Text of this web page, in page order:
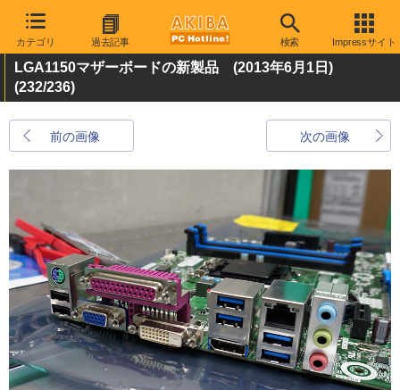
カテゴリ 過去記事 検索 Impressサイト
LGA1150マザーボードの新製品 (2013年6月1日)
(232/236)
前の画像 次の画像